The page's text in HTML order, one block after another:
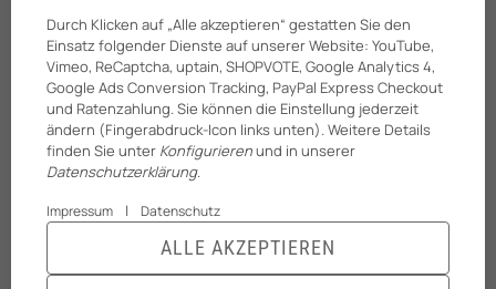
Impressum
Batteriegesetzhinweise
Durch Klicken auf „Alle akzeptieren“ gestatten Sie den
Einsatz folgender Dienste auf unserer Website: YouTube,
Vimeo, ReCaptcha, uptain, SHOPVOTE, Google Analytics 4,
Google Ads Conversion Tracking, PayPal Express Checkout
und Ratenzahlung. Sie können die Einstellung jederzeit
ändern (Fingerabdruck-Icon links unten). Weitere Details
finden Sie unter Konfigurierenund in unserer
Datenschutzerklärung.
Impressum | Datenschutz
ALLE AKZEPTIEREN